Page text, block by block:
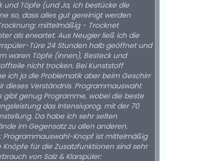
und Töpfe (und Ja, ich bestücke die
so, dass alles gut gereinigt werden
als erwartet. Aus Neugier ließ ich die
Türe 24 Stunden halb geöffnet und
waren Töpfe (innen), Besteck und
nicht trocken. Bei Kunststoff
ich ja die Problematik aber beim Geschirr
Verständnis. Programmauswahl:
gibt genug Programme, wobei die beste
das Intensivprog. mit der 70
Da habe ich sehr selten
im Gegensatz zu allen anderen.
Programmauswahl-Knopf ist mittelmäßig
Knöpfe für die Zusatzfunktionen sind sehr